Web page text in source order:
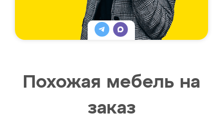
Похожая мебель на
заказ